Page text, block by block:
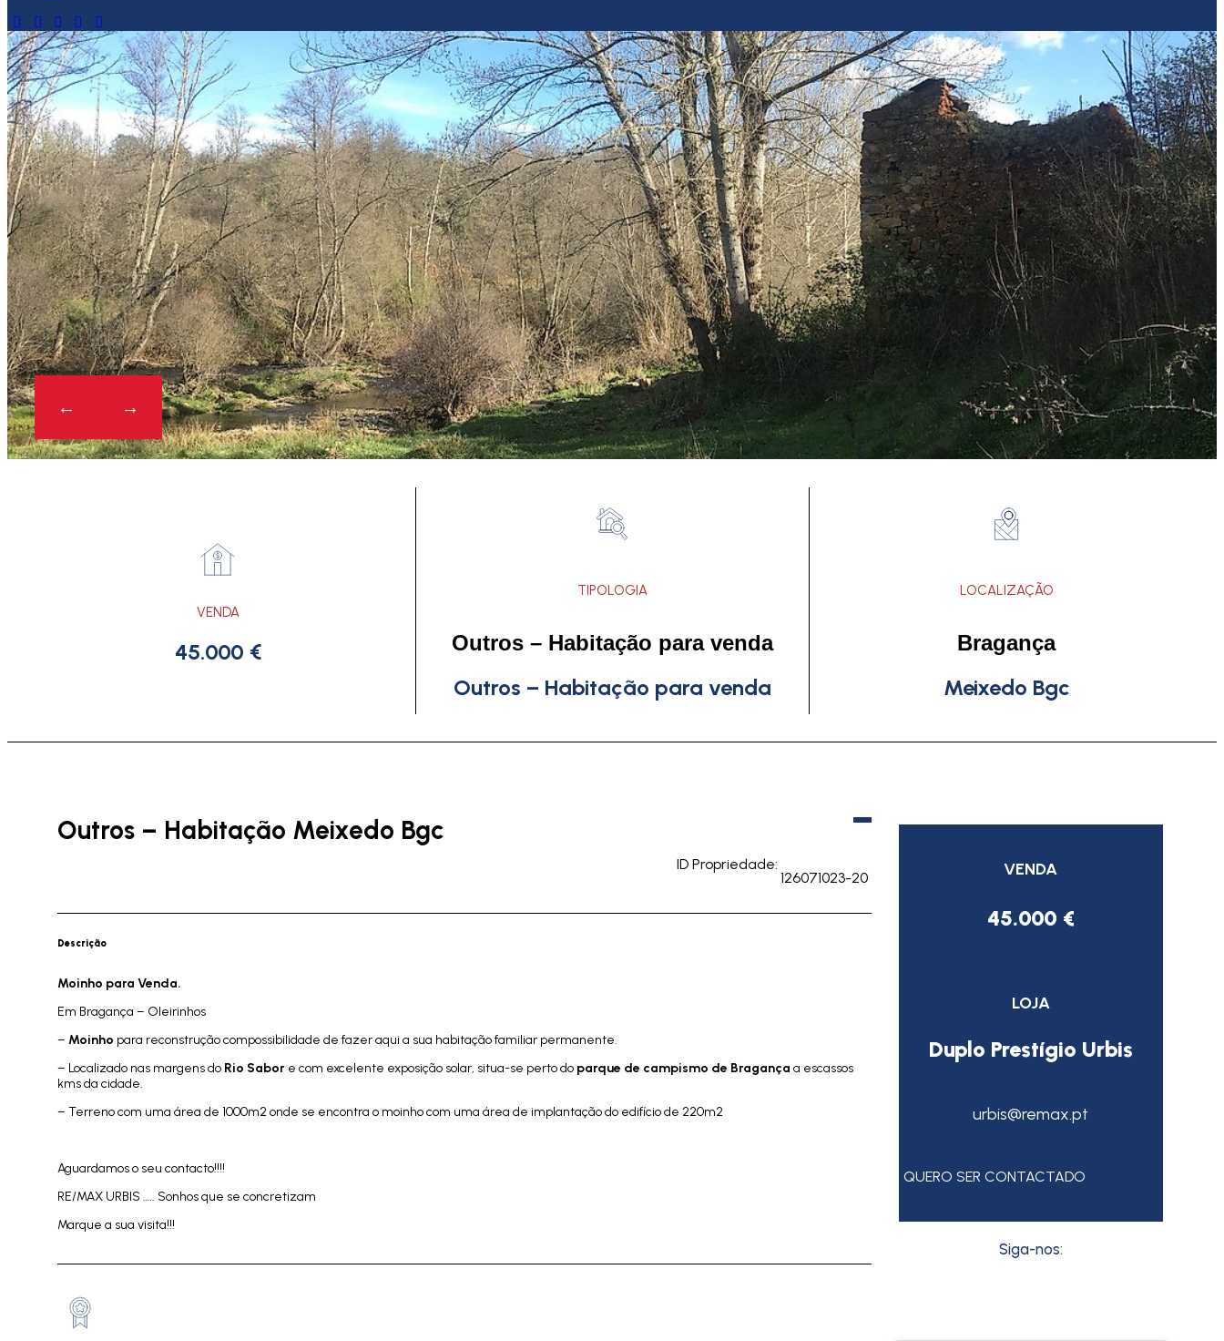
VENDA
45.000 €
TIPOLOGIA
Outros – Habitação para venda
Outros – Habitação para venda
LOCALIZAÇÃO
Bragança
Meixedo Bgc
Outros – Habitação Meixedo Bgc
ID Propriedade:
126071023-20
Descrição
Moinho para Venda.
Em Bragança – Oleirinhos
– Moinho para reconstrução compossibilidade de fazer aqui a sua habitação familiar permanente.
– Localizado nas margens do Rio Sabor e com excelente exposição solar, situa-se perto do parque de campismo de Bragança a escassos
kms da cidade.
– Terreno com uma área de 1000m2 onde se encontra o moinho com uma área de implantação do edifício de 220m2
Aguardamos o seu contacto!!!!
RE/MAX URBIS ….. Sonhos que se concretizam
Marque a sua visita!!!
VENDA
45.000 €
LOJA
Duplo Prestígio Urbis
urbis@remax.pt
QUERO SER CONTACTADO
Siga-nos: